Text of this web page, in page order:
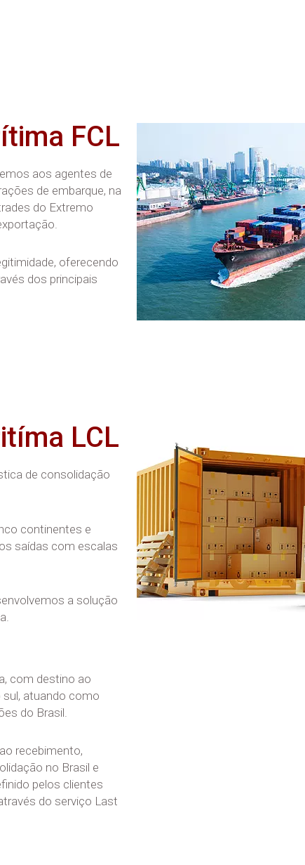
FCL
aos agentes de
de embarque, na
do Extremo
oferecendo
dos principais
LCL
de consolidação
continentes e
saídas com escalas
a solução
com destino ao
atuando como
do Brasil.
recebimento,
no Brasil e
pelos clientes
do serviço Last